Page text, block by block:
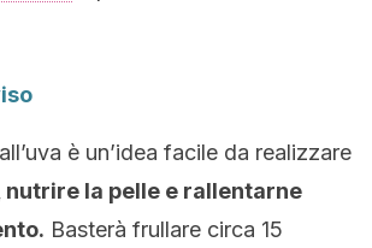
è un’idea facile da realizzare
la pelle e rallentarne
Basterà frullare circa 15